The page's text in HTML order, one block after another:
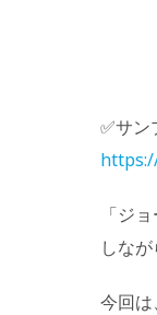
✅サン
「ジ
しな
今回